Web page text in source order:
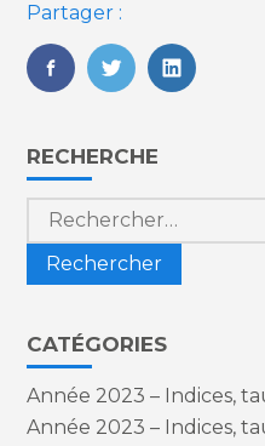
Partager :
FaceBook
TwitterLinkedIn
Blog
sidebar
RECHERCHE
Rechercher :
CATÉGORIES
Année 2023 – Indices,
Année 2023 – Indices,